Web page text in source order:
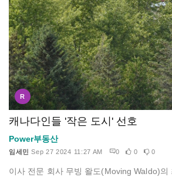
R
캐나다인들 '작은 도시' 선호
Power부동산
임세민 Sep 27 2024 11:27 AM 0 0 0
이사 전문 회사 무빙 왈도(Moving Waldo)의